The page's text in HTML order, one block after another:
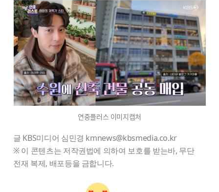
연중플러스 이미지캡처
글 KBS미디어 심민경 kmnews@kbsmedia.co.kr
※ 이 콘텐츠는 저작권법에 의하여 보호를 받는바, 무단
전재 복제, 배포등을 금합니다.